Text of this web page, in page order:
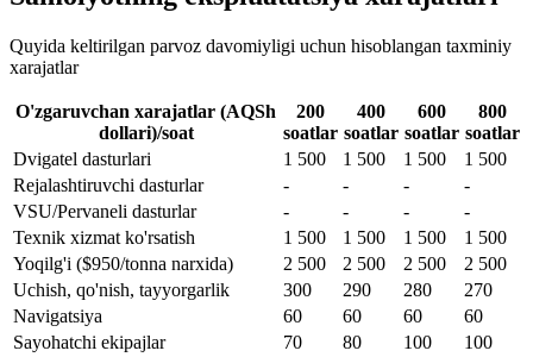
Quyida keltirilgan parvoz davomiyligi uchun hisoblangan taxminiy
xarajatlar
O'zgaruvchan xarajatlar (AQSh
dollari)/soat
200
soatlar
400
soatlar
600
soatlar
800
soatlar
Dvigatel dasturlari
1 500 1 500 1 500
1 500
Rejalashtiruvchi dasturlar
- - -
-
VSU/Pervaneli dasturlar
- - -
-
Texnik xizmat ko'rsatish
1 500 1 500 1 500
1 500
Yoqilg'i ($950/tonna narxida)
2 500 2 500 2 500
2 500
Uchish, qo'nish, tayyorgarlik
300 290 280
270
Navigatsiya
60 60 60
60
Sayohatchi ekipajlar
70 80 100
100